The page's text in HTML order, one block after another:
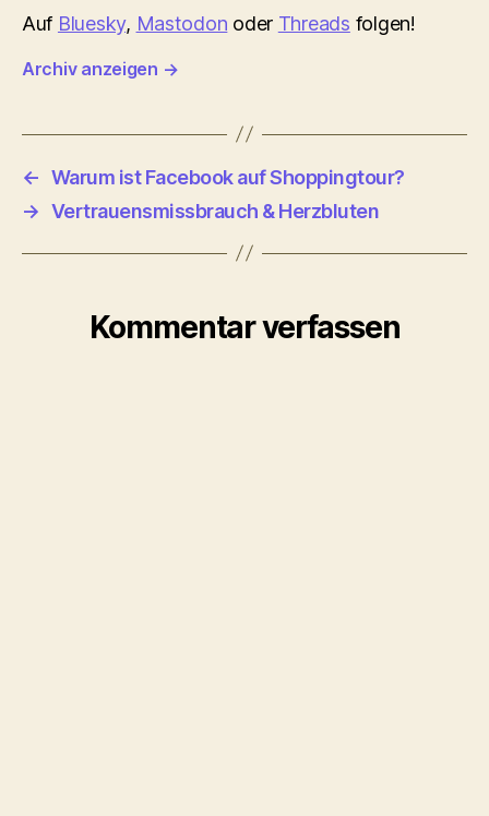
Auf Bluesky, Mastodon oder Threads folgen!
Archiv anzeigen →
← Warum ist Facebook auf Shoppingtour?
→ Vertrauensmissbrauch & Herzbluten
Kommentar verfassen